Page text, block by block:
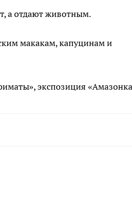
а отдают животным.
макакам, капуцинам и
экспозиция